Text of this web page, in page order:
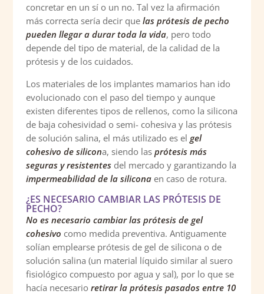
concretar en un sí o un no. Tal vez la afirmación
más correcta sería decir quelas prótesis de pecho
pueden llegar a durar toda la vida, pero todo
depende del tipo de material, de la calidad de la
prótesis y de los cuidados.
Los materiales de los implantes mamarios han ido
evolucionado con el paso del tiempo y aunque
existen diferentes tipos de rellenos, como la silicona
de baja cohesividad o semi- cohesiva y las prótesis
de solución salina, el más utilizado es el gel
cohesivo de silicona, siendo las prótesis más
seguras y resistentes del mercado y garantizando la
impermeabilidad de la silicona en caso de rotura.
¿ES NECESARIO CAMBIAR LAS PRÓTESIS DE
PECHO?
No es necesario cambiar las prótesis de gel
cohesivo comomedida preventiva. Antiguamente
solían emplearse prótesis de gel de silicona o de
solución salina (un material líquido similar al suero
fisiológico compuesto por agua y sal), por lo que se
hacía necesario retirar la prótesis pasados entre 10